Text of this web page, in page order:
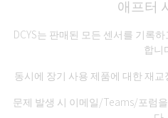
애프터
DCYS는 판매된 모든 센서를 기록
합니
동시에 장기 사용 제품에 대한 재
문제 발생 시 이메일/Teams/포럼